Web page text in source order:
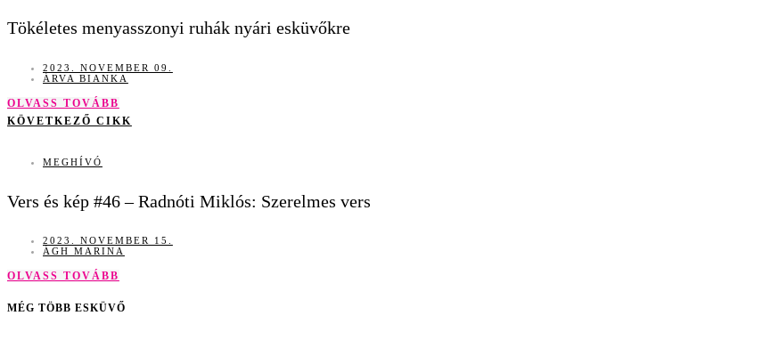
Tökéletes menyasszonyi ruhák nyári esküvőkre
2023. NOVEMBER 09.
ÁRVA BIANKA
OLVASS TOVÁBB
KÖVETKEZŐ CIKK
MEGHÍVÓ
Vers és kép #46 – Radnóti Miklós: Szerelmes vers
2023. NOVEMBER 15.
ÁGH MARINA
OLVASS TOVÁBB
MÉG TÖBB ESKÜVŐ